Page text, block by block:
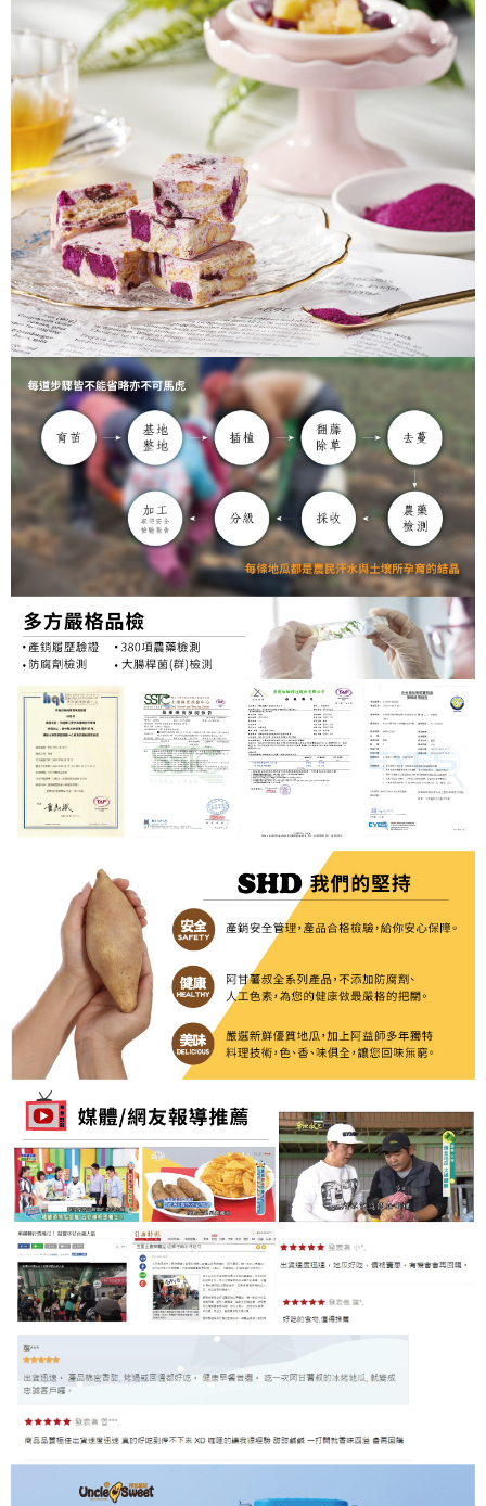
付款後全家取貨
每筆NT$60，滿NT$699(含以上)免運費
7-11取貨付款
每筆NT$60，滿NT$699(含以上)免運費
付款後7-11取貨
每筆NT$60，滿NT$699(含以上)免運費
常溫宅配
每筆NT$120，滿NT$1,500(含以上)免運費